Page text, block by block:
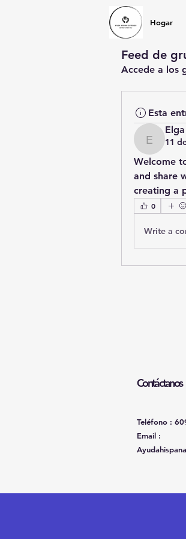
Hogar
Feed de
Accede a los
Esta
Elga11
Welcome
and share
creating a
0
Write a
Contáctanos
Teléfono :
Email :